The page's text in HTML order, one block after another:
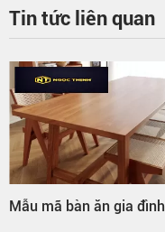
Tin tức liên quan
Mẫu mã bàn ăn gia đình